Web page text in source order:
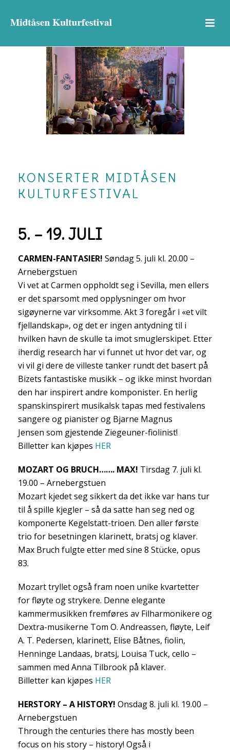
KONSERTER MIDTÅSEN
KULTURFESTIVAL
5. – 19. JULI
CARMEN-FANTASIER! Søndag 5. juli kl. 20.00 –
Arnebergstuen
Vi vet at Carmen oppholdt seg i Sevilla, men ellers
er det sparsomt med opplysninger om hvor
sigøynerne var virksomme. Akt 3 foregår i «et vilt
fjellandskap», og det er ingen antydning til i
hvilken havn de skulle ta imot smuglerskipet. Etter
iherdig research har vi funnet ut hvor det var, og
vi vil gi dere de villeste tanker rundt det basert på
Bizets fantastiske musikk – og ikke minst hvordan
den har inspirert andre komponister. En herlig
spanskinspirert musikalsk tapas med festivalens
sangere og pianister og Bjarne Magnus
Jensen som gjestende Ziegeuner-fiolinist!
Billetter kan kjøpes HER
MOZART OG BRUCH……. MAX! Tirsdag 7. juli kl.
19.00 – Arnebergstuen
Mozart kjedet seg sikkert da det ikke var hans tur
til å spille kjegler – så da satte han seg ned og
komponerte Kegelstatt-trioen. Den aller første
trio for besetningen klarinett, bratsj og klaver.
Max Bruch fulgte etter med sine 8 Stücke, opus
83.
Mozart tryllet også fram noen unike kvartetter
for fløyte og strykere. Denne elegante
kammermusikken fremføres av Filharmonikere og
Dextra-musikerne Tom O. Andreassen, fløyte, Leif
A. T. Pedersen, klarinett, Elise Båtnes, fiolin,
Henninge Landaas, bratsj, Louisa Tuck, cello –
sammen med Anna Tilbrook på klaver.
Billetter kan kjøpes HER
HERSTORY – A HISTORY! Onsdag 8. juli kl. 19.00 –
Arnebergstuen
Through the centuries there has mostly been
focus on his story – history! Også i